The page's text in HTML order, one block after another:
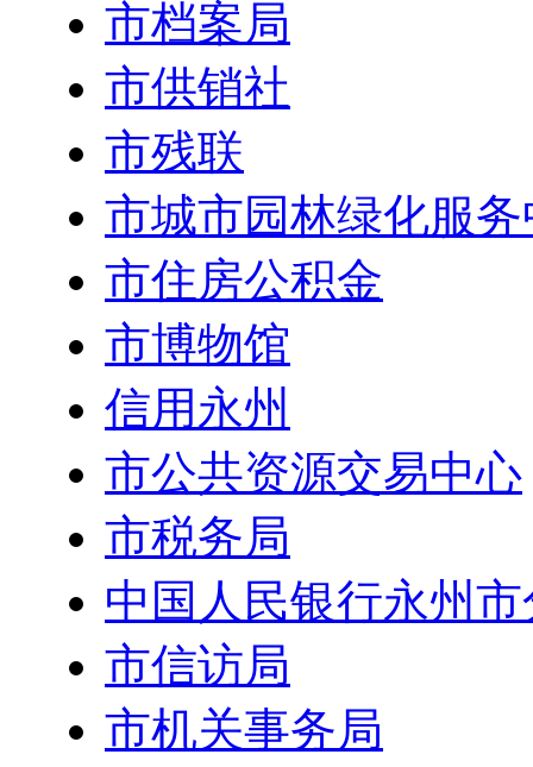
市档案局
市供销社
市残联
市城市园林绿化服
市住房公积金
市博物馆
信用永州
市公共资源交易中心
市税务局
中国人民银行永州
市信访局
市机关事务局